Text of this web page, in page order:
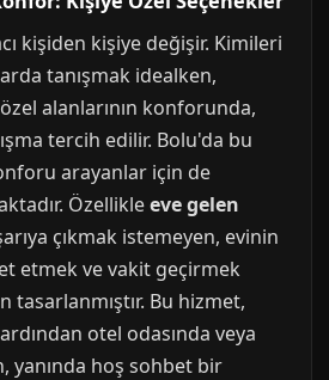
kişiden kişiye değişir. Kimileri
tanışmak idealken,
alanlarının konforunda,
tercih edilir. Bolu'da bu
arayanlar için de
Özellikleeve gelen
çıkmak istemeyen, evinin
etmek ve vakit geçirmek
tasarlanmıştır. Bu hizmet,
otel odasında veya
yanında hoş sohbet bir